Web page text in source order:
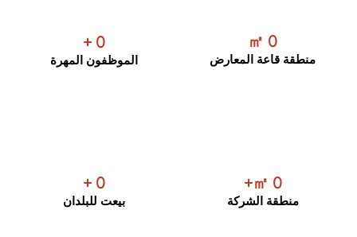
0
منطقة قاعة المعارض
0
+
الموظفون المهرة
0
منطقة الشركة
0
+
بيعت للبلدان